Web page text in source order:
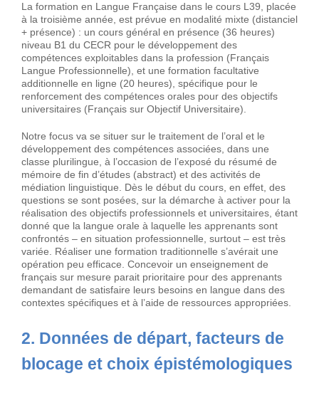
La formation en Langue Française dans le cours L39, placée
à la troisième année, est prévue en modalité mixte (distanciel
+ présence) : un cours général en présence (36 heures)
niveau B1 du CECR pour le développement des
compétences exploitables dans la profession (Français
Langue Professionnelle), et une formation facultative
additionnelle en ligne (20 heures), spécifique pour le
renforcement des compétences orales pour des objectifs
universitaires (Français sur Objectif Universitaire).
Notre focus va se situer sur le traitement de l’oral et le
développement des compétences associées, dans une
classe plurilingue, à l’occasion de l’exposé du résumé de
mémoire de fin d’études (abstract) et des activités de
médiation linguistique. Dès le début du cours, en effet, des
questions se sont posées, sur la démarche à activer pour la
réalisation des objectifs professionnels et universitaires, étant
donné que la langue orale à laquelle les apprenants sont
confrontés – en situation professionnelle, surtout – est très
variée. Réaliser une formation traditionnelle s’avérait une
opération peu efficace. Concevoir un enseignement de
français sur mesure parait prioritaire pour des apprenants
demandant de satisfaire leurs besoins en langue dans des
contextes spécifiques et à l’aide de ressources appropriées.
2. Données de départ, facteurs de
blocage et choix épistémologiques